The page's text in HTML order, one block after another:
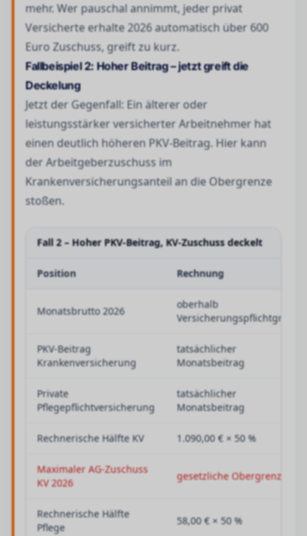
mehr. Wer pauschal annimmt, jeder privat
Versicherte erhalte 2026 automatisch über 600
Euro Zuschuss, greift zu kurz.
Fallbeispiel 2: Hoher Beitrag – jetzt greift die
Deckelung
Jetzt der Gegenfall: Ein älterer oder
leistungsstärker versicherter Arbeitnehmer hat
einen deutlich höheren PKV-Beitrag. Hier kann
der Arbeitgeberzuschuss im
Krankenversicherungsanteil an die Obergrenze
stoßen.
Fall 2 – Hoher PKV-Beitrag, KV-Zuschuss deckelt
Position Rechnung
Monatsbrutto 2026
oberhalb
Versicherungspflichtgrenze
PKV-Beitrag
Krankenversicherung
tatsächlicher
Monatsbeitrag
Private
Pflegepflichtversicherung
tatsächlicher
Monatsbeitrag
Rechnerische Hälfte KV 1.090,00 € × 50 %
Maximaler AG-Zuschuss
KV 2026
gesetzliche Obergrenze
Rechnerische Hälfte
Pflege
58,00 € × 50 %